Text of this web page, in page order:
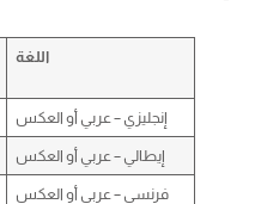
اللغة
إنجليزي – عربي أو العكس
إيطالي – عربي أو العكس
فرنسي – عربي أو العكس